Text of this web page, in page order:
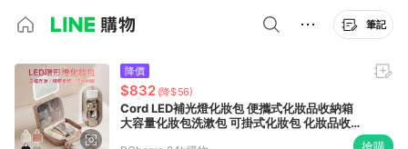
筆記
降價
$832 (降$56)
Cord LED補光燈化妝包 便攜式化妝品收納箱
大容量化妝包洗漱包 可掛式化妝包 化妝品收